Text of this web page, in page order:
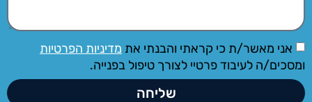
אני מאשר/ת כי קראתי והבנתי את מדיניות הפרטיות
ומסכים/ה לעיבוד פרטיי לצורך טיפול בפנייה.
שליחה